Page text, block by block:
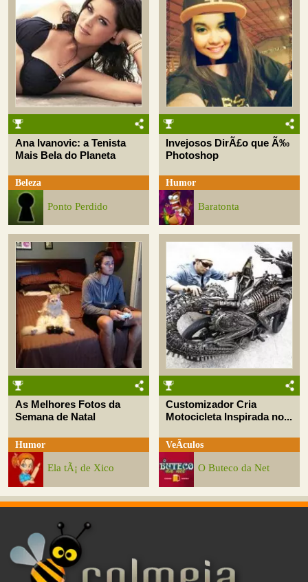
Ana Ivanovic: a Tenista
Mais Bela do Planeta
Beleza
Ponto Perdido
Invejosos DirÃ£o que Ã‰
Photoshop
Humor
Baratonta
As Melhores Fotos da
Semana de Natal
Humor
Ela tÃ¡ de Xico
Customizador Cria
Motocicleta Inspirada no...
VeÃ­culos
O Buteco da Net